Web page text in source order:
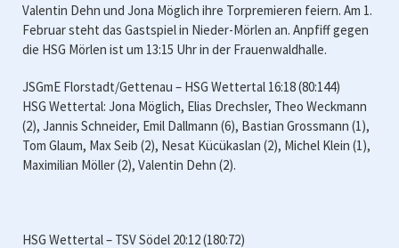
Valentin Dehn und Jona Möglich ihre Torpremieren feiern. Am 1.
Februar steht das Gastspiel in Nieder-Mörlen an. Anpfiff gegen
die HSG Mörlen ist um 13:15 Uhr in der Frauenwaldhalle.
JSGmE Florstadt/Gettenau – HSG Wettertal 16:18 (80:144)
HSG Wettertal: Jona Möglich, Elias Drechsler, Theo Weckmann
(2), Jannis Schneider, Emil Dallmann (6), Bastian Grossmann (1),
Tom Glaum, Max Seib (2), Nesat Kücükaslan (2), Michel Klein (1),
Maximilian Möller (2), Valentin Dehn (2).
HSG Wettertal – TSV Södel 20:12 (180:72)